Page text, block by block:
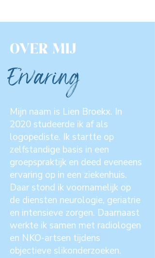
OVER MIJ
Ervaring
Mijn naam is Lien Broekx. In
2020 studeerde ik af als
logopediste. Ik startte op
zelfstandige basis in een
groepspraktijk en deed eveneens
ervaring op in een ziekenhuis.
Daar stond ik voornamelijk op
de diensten neurologie, geriatrie
en intensieve zorgen. Daarnaast
werkte ik samen met radiologen
en NKO-artsen tijdens
objectieve slikonderzoeken.